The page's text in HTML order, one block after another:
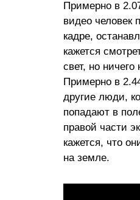
Примерно в
видео человек
кадре,
кажется
свет, но ничего
Примерно в
другие люди,
попадают в
правой части
кажется, что
на земле.